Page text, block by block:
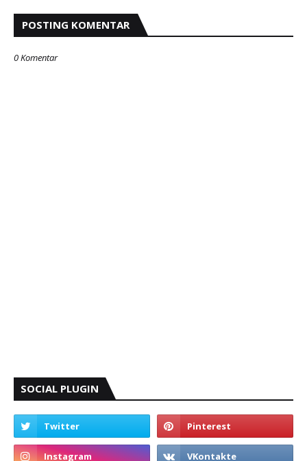
POSTING KOMENTAR
0 Komentar
SOCIAL PLUGIN